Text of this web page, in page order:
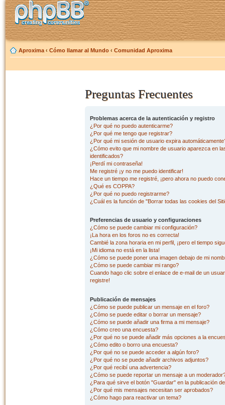
Aproxima ‹ Cómo llamar al Mundo ‹ Comunidad Aproxima
Preguntas Frecuentes
Problemas acerca de la autenticación y registro
¿Por qué no puedo autenticarme?
¿Por qué me tengo que registrar?
¿Por qué mi sesión de usuario expira
¿Cómo evito que mi nombre de usuario aparezca en
identificados?
¡Perdí mi contraseña!
Me registré ¡y no me puedo identificar!
Hace un tiempo me registré, ¡pero ahora no puedo
¿Qué es COPPA?
¿Por qué no puedo registrarme?
¿Cuál es la función de "Borrar todas las cookies del
Preferencias de usuario y configuraciones
¿Cómo se puede cambiar mi configuración?
¡La hora en los foros no es correcta!
Cambié la zona horaria en mi perfil, ¡pero el tiempo
¡Mi idioma no está en la lista!
¿Cómo se puede poner una imagen debajo de mi
¿Cómo se puede cambiar mi rango?
Cuando hago clic sobre el enlace de e-mail de un
registre!
Publicación de mensajes
¿Cómo se puede publicar un mensaje en el foro?
¿Cómo se puede editar o borrar un mensaje?
¿Cómo se puede añadir una firma a mi mensaje?
¿Cómo creo una encuesta?
¿Por qué no se puede añadir más opciones a la
¿Cómo edito o borro una encuesta?
¿Por qué no se puede acceder a algún foro?
¿Por qué no se puede añadir archivos adjuntos?
¿Por qué recibí una advertencia?
¿Cómo se puede reportar un mensaje a un
¿Para qué sirve el botón "Guardar" en la publicación
¿Por qué mis mensajes necesitan ser aprobados?
¿Cómo hago para reactivar un tema?